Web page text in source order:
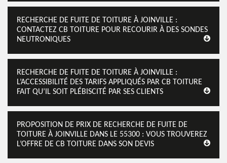
RECHERCHE DE FUITE DE TOITURE À JOINVILLE :
CONTACTEZ CB TOITURE POUR RECOURIR À DES SONDES
NEUTRONIQUES
RECHERCHE DE FUITE DE TOITURE À JOINVILLE :
L’ACCESSIBILITÉ DES TARIFS APPLIQUÉS PAR CB TOITURE
FAIT QU’IL SOIT PLÉBISCITÉ PAR SES CLIENTS
PROPOSITION DE PRIX DE RECHERCHE DE FUITE DE
TOITURE À JOINVILLE DANS LE 55300 : VOUS TROUVEREZ
L’OFFRE DE CB TOITURE DANS SON DEVIS